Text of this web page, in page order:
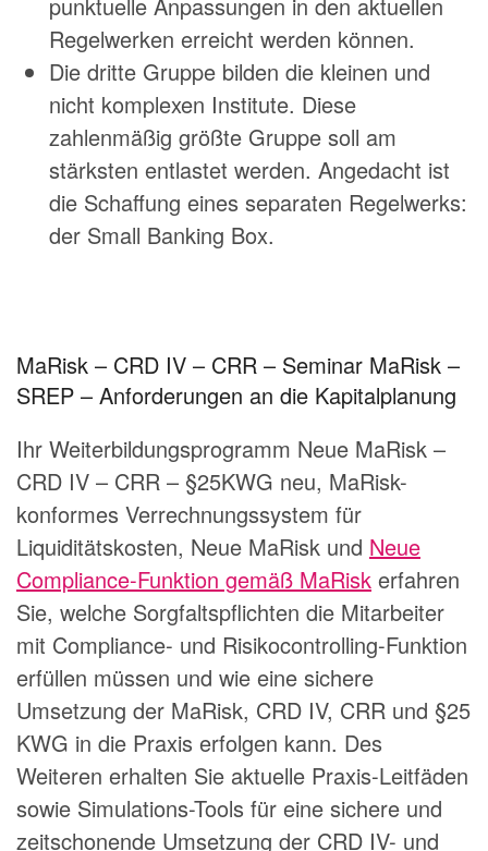
Regelwerken erreicht werden können.
Die dritte Gruppe bilden die kleinen und
nicht komplexen Institute. Diese
zahlenmäßig größte Gruppe soll am
stärksten entlastet werden. Angedacht ist
die Schaffung eines separaten Regelwerks:
der Small Banking Box.
MaRisk – CRD IV – CRR – Seminar MaRisk –
SREP – Anforderungen an die Kapitalplanung
Ihr Weiterbildungsprogramm Neue MaRisk –
CRD IV – CRR – §25KWG neu, MaRisk-
konformes Verrechnungssystem für
Liquiditätskosten, Neue MaRisk und Neue
Compliance-Funktion gemäß MaRisk erfahren
Sie, welche Sorgfaltspflichten die Mitarbeiter
mit Compliance- und Risikocontrolling-Funktion
erfüllen müssen und wie eine sichere
Umsetzung der MaRisk, CRD IV, CRR und §25
KWG in die Praxis erfolgen kann. Des
Weiteren erhalten Sie aktuelle Praxis-Leitfäden
sowie Simulations-Tools für eine sichere und
zeitschonende Umsetzung der CRD IV- und